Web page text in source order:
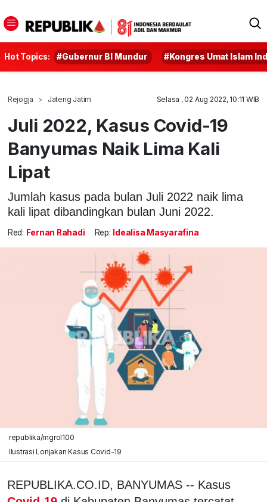
Hot Topics: #Gubernur BI Mundur #Kongres Umat Islam
Rejogja Jateng Jatim Selasa , 02 Aug 2022, 10:11 WIB
Juli 2022, Kasus Covid-19
Banyumas Naik Lima Kali
Lipat
Jumlah kasus pada bulan Juli 2022 naik lima
kali lipat dibandingkan bulan Juni 2022.
Red: Fernan Rahadi Rep: Idealisa Masyarafina
republika/mgrol100
Ilustrasi Lonjakan Kasus Covid-19
REPUBLIKA.CO.ID, BANYUMAS -- Kasus